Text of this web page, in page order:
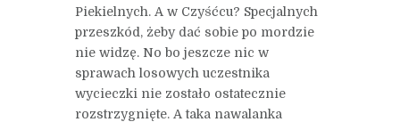
Piekielnych. A w Czyśćcu? Specjalnych
przeszkód, żeby dać sobie po mordzie
nie widzę. No bo jeszcze nic w
sprawach losowych uczestnika
wycieczki nie zostało ostatecznie
rozstrzygnięte. A taka nawalanka